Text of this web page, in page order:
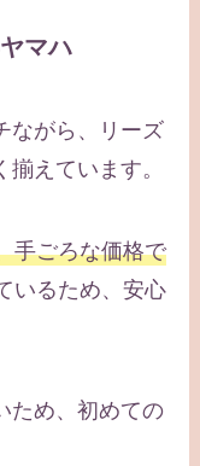
マハ
ながら、リーズ
えています。
手ごろな価格で
いるため、安心
ため、初めての